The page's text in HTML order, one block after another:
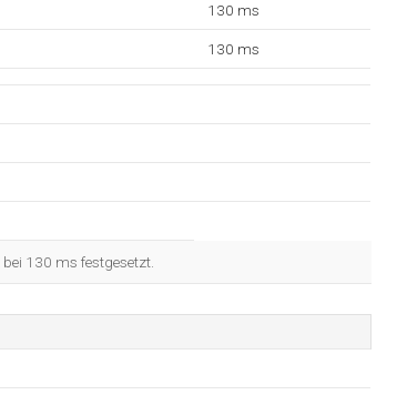
130 ms
130 ms
130 ms festgesetzt.